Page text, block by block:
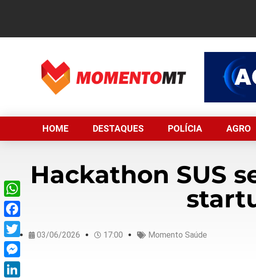
HOME DESTAQUES POLÍCIA AGRO
Hackathon SUS
03/06/2026 17:00 Momento Saúde
WhatsApp
Facebook
Twitter
Messenger